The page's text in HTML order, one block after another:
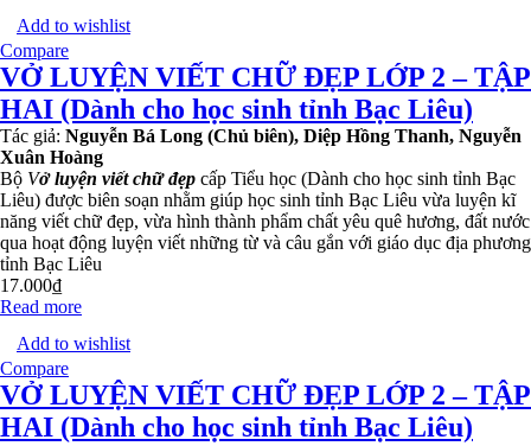
Add to wishlist
Compare
VỞ LUYỆN VIẾT CHỮ ĐẸP LỚP 2 – TẬP
HAI (Dành cho học sinh tỉnh Bạc Liêu)
Tác giả: Nguyễn Bá Long (Chủ biên), Diệp Hồng Thanh, Nguyễn
Xuân Hoàng
Bộ Vở luyện viết chữ đẹp cấp Tiểu học (Dành cho học sinh tỉnh Bạc
Liêu) được biên soạn nhằm giúp học sinh tỉnh Bạc Liêu vừa luyện kĩ
năng viết chữ đẹp, vừa hình thành phẩm chất yêu quê hương, đất nước
qua hoạt động luyện viết những từ và câu gắn với giáo dục địa phương
tỉnh Bạc Liêu
17.000₫
Read more
Add to wishlist
Compare
VỞ LUYỆN VIẾT CHỮ ĐẸP LỚP 2 – TẬP
HAI (Dành cho học sinh tỉnh Bạc Liêu)